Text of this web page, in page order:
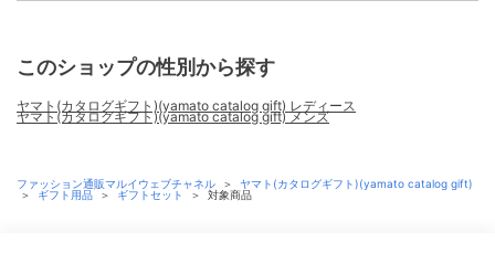
このショップの性別から探す
ヤマト(カタログギフト)(yamato catalog gift) レディース
ヤマト(カタログギフト)(yamato catalog gift) メンズ
ファッション通販マルイウェブチャネル ＞
ヤマト(カタログギフト)(yamato catalog gift)
＞
ギフト用品 ＞ ギフトセット ＞ 対象商品